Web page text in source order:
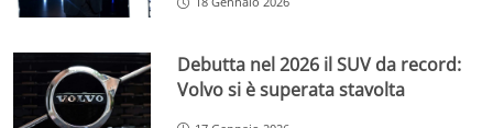
Debutta nel 2026 il SUV da record:
Volvo si è superata stavolta